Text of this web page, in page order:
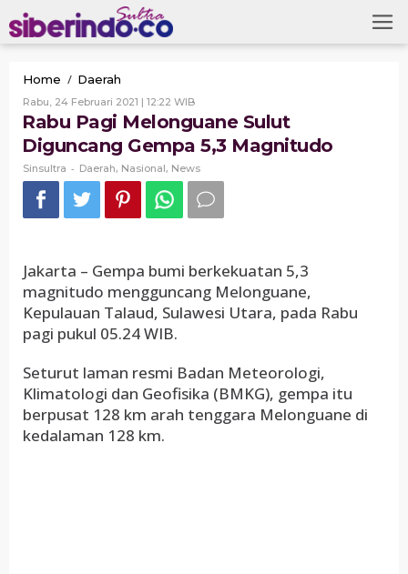
to
content
Home / Daerah
Pagi
Melonguane
Sulut
Diguncang
Gempa
5,3
Magnitudo
Rabu, 24 Februari 2021 | 12:22 WIBOleh
Rabu Pagi Melonguane Sulut
Diguncang Gempa 5,3 Magnitudo
Sinsultra - Daerah, Nasional, News
Jakarta – Gempa bumi berkekuatan 5,3
magnitudo mengguncang Melonguane,
Kepulauan Talaud, Sulawesi Utara, pada Rabu
pagi pukul 05.24 WIB.
Seturut laman resmi Badan Meteorologi,
Klimatologi dan Geofisika (BMKG), gempa itu
berpusat 128 km arah tenggara Melonguane di
kedalaman 128 km.